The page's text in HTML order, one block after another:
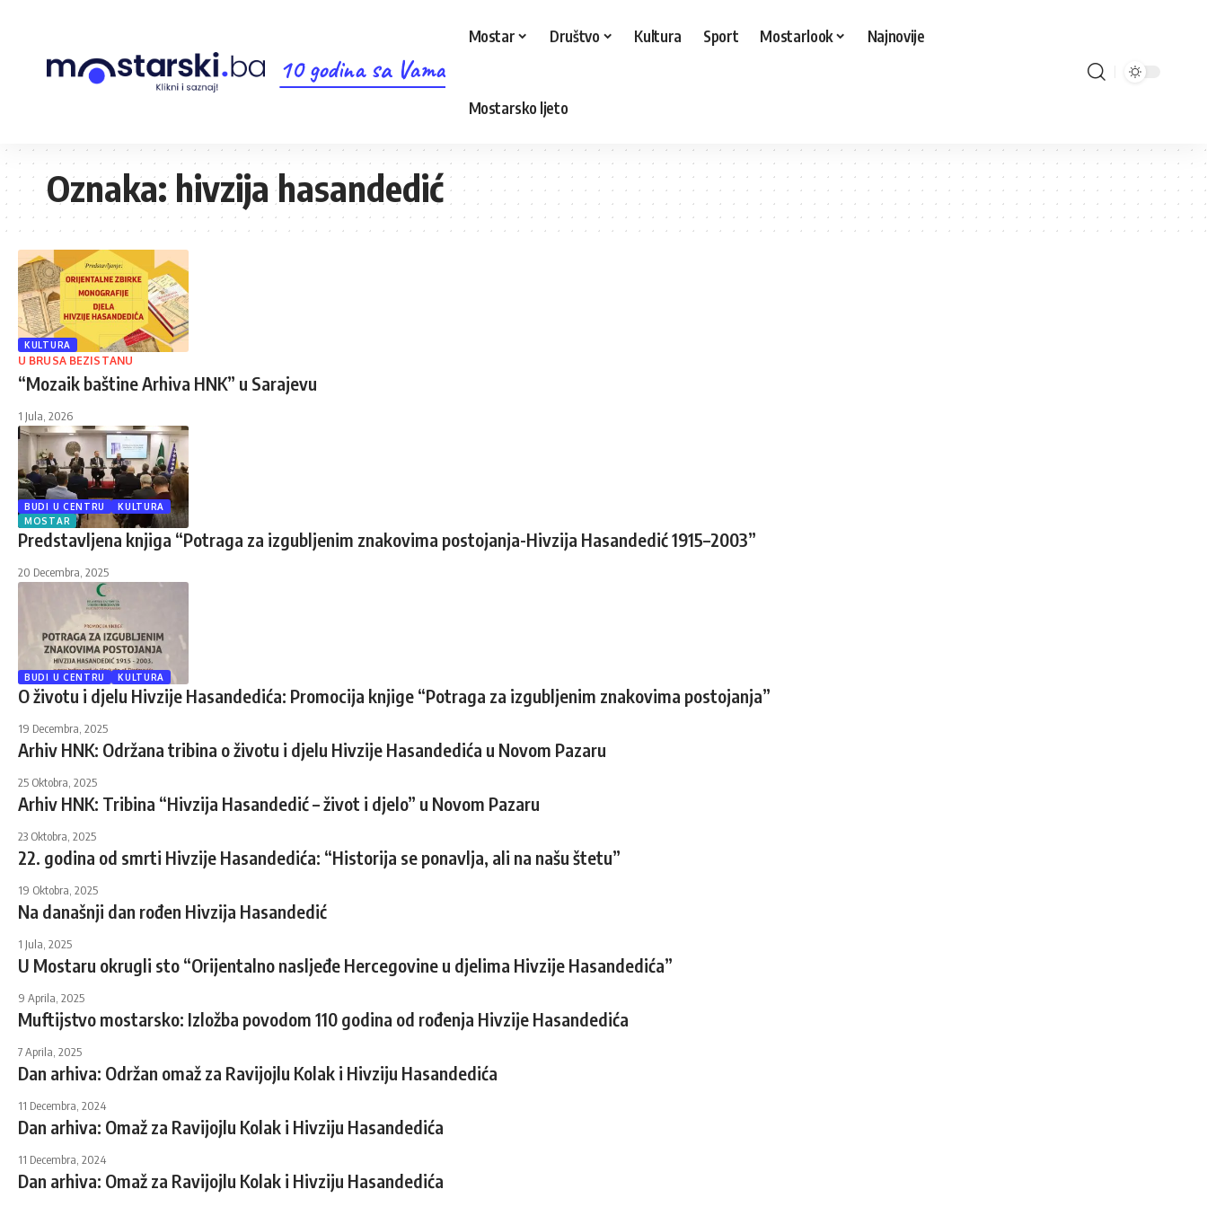
10 godina sa Vama
Mostar Društvo Kultura Sport Mostarlook Najnovije
Mostarsko ljeto
Oznaka:hivzija hasandedić
KULTURA
U BRUSA BEZISTANU
“Mozaik baštine Arhiva HNK” u Sarajevu
1 Jula, 2026
BUDI U CENTRU
KULTURA
MOSTAR
Predstavljena knjiga “Potraga za izgubljenim znakovima postojanja-Hivzija Hasandedić 1915–2003”
20 Decembra, 2025
BUDI U CENTRU KULTURA
O životu i djelu Hivzije Hasandedića: Promocija knjige “Potraga za izgubljenim znakovima postojanja”
19 Decembra, 2025
Arhiv HNK: Održana tribina o životu i djelu Hivzije Hasandedića u Novom Pazaru
25 Oktobra, 2025
Arhiv HNK: Tribina “Hivzija Hasandedić – život i djelo” u Novom Pazaru
23 Oktobra, 2025
22. godina od smrti Hivzije Hasandedića: “Historija se ponavlja, ali na našu štetu”
19 Oktobra, 2025
Na današnji dan rođen Hivzija Hasandedić
1 Jula, 2025
U Mostaru okrugli sto “Orijentalno nasljeđe Hercegovine u djelima Hivzije Hasandedića”
9 Aprila, 2025
Muftijstvo mostarsko: Izložba povodom 110 godina od rođenja Hivzije Hasandedića
7 Aprila, 2025
Dan arhiva: Održan omaž za Ravijojlu Kolak i Hivziju Hasandedića
11 Decembra, 2024
Dan arhiva: Omaž za Ravijojlu Kolak i Hivziju Hasandedića
11 Decembra, 2024
Dan arhiva: Omaž za Ravijojlu Kolak i Hivziju Hasandedića